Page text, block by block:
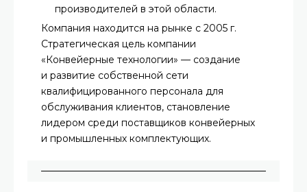
производителей в этой области.
Компания находится на рынке с 2005 г.
Стратегическая цель компании
«Конвейерные технологии» — создание
и развитие собственной сети
квалифицированного персонала для
обслуживания клиентов, становление
лидером среди поставщиков конвейерных
и промышленных комплектующих.